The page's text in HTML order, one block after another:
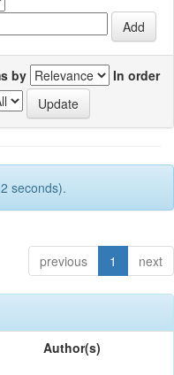
by
In order
seconds).
previous 1 next
Author(s)